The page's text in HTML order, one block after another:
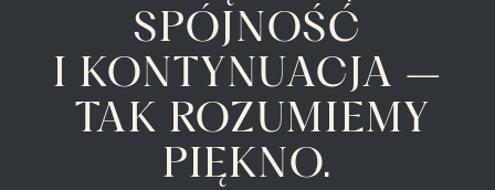
SPÓJNOŚĆ
I KONTYNUACJA –
TAK ROZUMIEMY
PIĘKNO.